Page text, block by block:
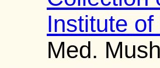
Institute
Med.